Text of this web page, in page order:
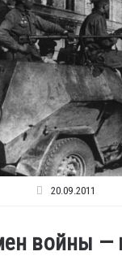
20.09.2011
войны —